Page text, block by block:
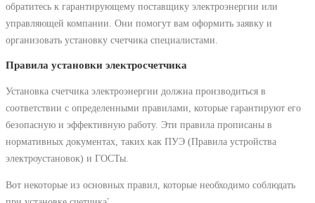
обратитесь к гарантирующему поставщику электроэнергии или
управляющей компании. Они помогут вам оформить заявку и
организовать установку счетчика специалистами.
Правила установки электросчетчика
Установка счетчика электроэнергии должна производиться в
соответствии с определенными правилами, которые гарантируют его
безопасную и эффективную работу. Эти правила прописаны в
нормативных документах, таких как ПУЭ (Правила устройства
электроустановок) и ГОСТы.
Вот некоторые из основных правил, которые необходимо соблюдать